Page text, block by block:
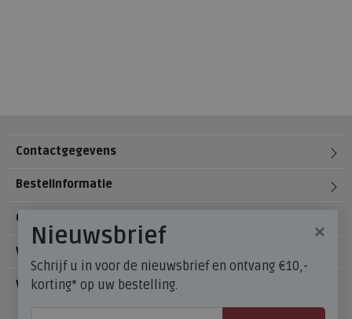
Contactgegevens
Bestelinformatie
Over Meijerink Schoenen
Voetzorg
Veelgestelde vragen
×
Nieuwsbrief
Schrijf u in voor de nieuwsbrief en ontvang €10,-
korting* op uw bestelling.